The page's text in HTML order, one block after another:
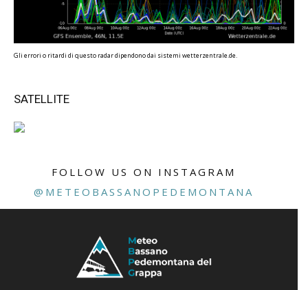
Gli errori o ritardi di questo radar dipendono dai sistemi wetterzentrale.de.
SATELLITE
FOLLOW US ON INSTAGRAM
@METEOBASSANOPEDEMONTANA